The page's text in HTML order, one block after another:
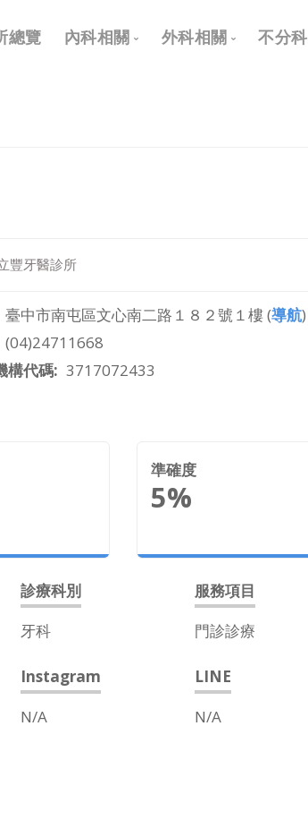
總覽 內科相關 外科相關 不分科
豐牙醫診所
臺中市南屯區文心南二路１８２號１樓 (導航)
(04)24711668
構代碼
3717072433
準確度
5%
診療科別
牙科
服務項目
門診診療
Instagram
N/A
LINE
N/A